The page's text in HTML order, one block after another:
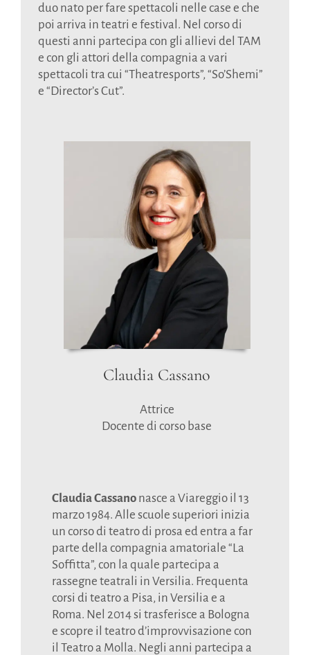
duo nato per fare spettacoli nelle case e che
poi arriva in teatri e festival. Nel corso di
questi anni partecipa con gli allievi del TAM
e con gli attori della compagnia a vari
spettacoli tra cui “Theatresports”, “So’Shemi”
e “Director’s Cut”.
Claudia Cassano
Attrice
Docente di corso base
Claudia Cassanonasce a Viareggio il 13
marzo 1984. Alle scuole superiori inizia
un corso di teatro di prosa ed entra a far
parte della compagnia amatoriale “La
Soffitta”, con la quale partecipa a
rassegne teatrali in Versilia. Frequenta
corsi di teatro a Pisa, in Versilia e a
Roma. Nel 2014 si trasferisce a Bologna
e scopre il teatro d’improvvisazione con
il Teatro a Molla. Negli anni partecipa a